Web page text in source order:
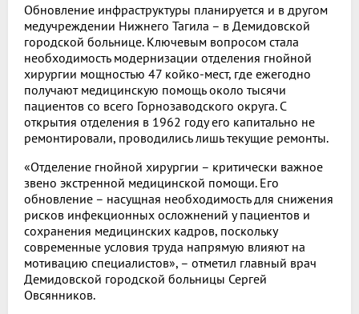
Обновление инфраструктуры планируется и в другом
медучреждении Нижнего Тагила – в Демидовской
городской больнице. Ключевым вопросом стала
необходимость модернизации отделения гнойной
хирургии мощностью 47 койко-мест, где ежегодно
получают медицинскую помощь около тысячи
пациентов со всего Горнозаводского округа. С
открытия отделения в 1962 году его капитально не
ремонтировали, проводились лишь текущие ремонты.
«Отделение гнойной хирургии – критически важное
звено экстренной медицинской помощи. Его
обновление – насущная необходимость для снижения
рисков инфекционных осложнений у пациентов и
сохранения медицинских кадров, поскольку
современные условия труда напрямую влияют на
мотивацию специалистов», – отметил главный врач
Демидовской городской больницы Сергей
Овсянников.